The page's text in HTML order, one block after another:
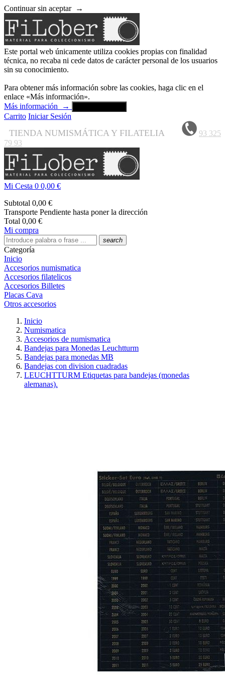
Continuar sin aceptar →
Este portal web únicamente utiliza cookies propias con finalidad
técnica, no recaba ni cede datos de carácter personal de los usuarios
sin su conocimiento.
Para obtener más información sobre las cookies, haga clic en el
enlace «Más información».
Más información
→
Carrito Iniciar Sesión
TIENDA NUMISMÁTICA Y FILATELIA
93 325
79 93
Mi Cesta 0 0,00 €
Subtotal 0,00 €
Transporte Pendiente hasta poner la dirección
Total 0,00 €
Mi compra
search
Categoría
Inicio
Accesorios numismatica
Accesorios filatelicos
Accesorios Billetes
Placas Cava
Otros accesorios
Inicio
Numismatica
Accesorios de numismatica
Bandejas para Monedas Leuchtturm
Bandejas para monedas MB
Bandejas con division cuadradas
LEUCHTTURM Etiquetas para bandejas (monedas
alemanas).